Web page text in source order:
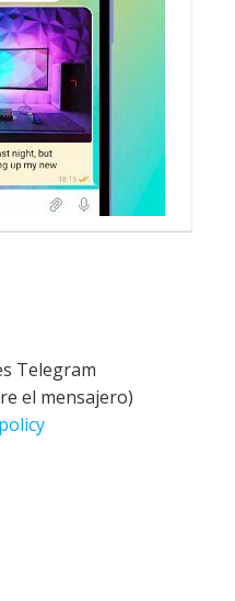
Telegram
el mensajero)